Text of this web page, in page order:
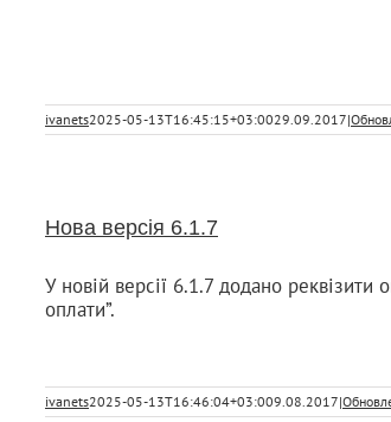
ivanets2025-05-13T16:45:15+03:0029.09.2017|
Нова версія 6.1.7
У новій версії 6.1.7 додано реквізити
оплати”.
ivanets2025-05-13T16:46:04+03:009.08.2017|